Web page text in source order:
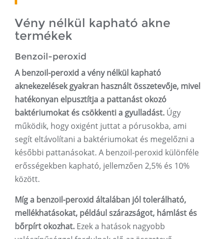
Vény nélkül kapható akne
termékek
Benzoil-peroxid
A benzoil-peroxid a vény nélkül kapható
aknekezelések gyakran használt összetevője, mivel
hatékonyan elpusztítja a pattanást okozó
baktériumokat és csökkenti a gyulladást. Úgy
működik, hogy oxigént juttat a pórusokba, ami
segít eltávolítani a baktériumokat és megelőzni a
későbbi pattanásokat. A benzoil-peroxid különféle
erősségekben kapható, jellemzően 2,5% és 10%
között.
Míg a benzoil-peroxid általában jól tolerálható,
mellékhatásokat, például szárazságot, hámlást és
bőrpírt okozhat. Ezek a hatások nagyobb